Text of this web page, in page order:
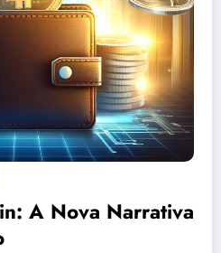
A Nova Narrativa